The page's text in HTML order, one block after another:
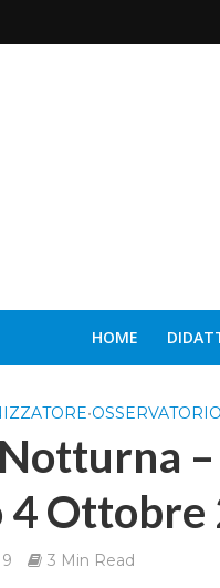
HOME
•
4 Ottobre
3 Min Read